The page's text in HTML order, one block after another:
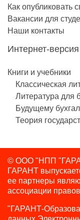
Как опубликовать
Вакансии для
Наши контакты
Интернет-
Книги и учебники
Классическая
Литература для
Будущему
Теория
© ООО "НПП
ГАРАНТ
ее партнеры
ассоциации
"ГАРАНТ-